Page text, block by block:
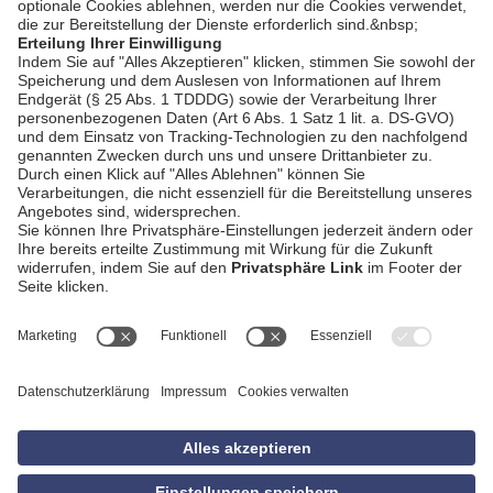
AGB
Datenschutzerklärung
Empfang